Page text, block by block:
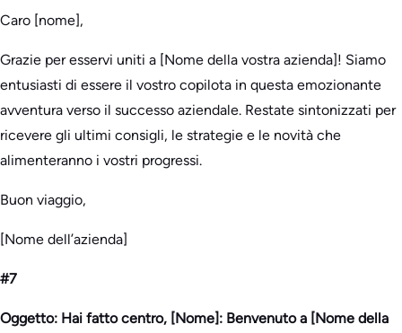
Caro [nome],
Grazie per esservi uniti a [Nome della vostra azienda]! Siamo
entusiasti di essere il vostro copilota in questa emozionante
avventura verso il successo aziendale. Restate sintonizzati per
ricevere gli ultimi consigli, le strategie e le novità che
alimenteranno i vostri progressi.
Buon viaggio,
[Nome dell’azienda]
#7
Oggetto: Hai fatto centro, [Nome]: Benvenuto a [Nome della